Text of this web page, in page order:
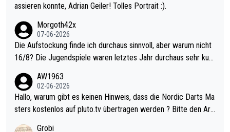
assieren konnte, Adrian Geiler! Tolles Portrait :).
Morgoth42x
07-06-2026
Die Aufstockung finde ich durchaus sinnvoll, aber warum nicht
16/8? Die Jugendspiele waren letztes Jahr durchaus sehr kurz
Allerdings ist Mitchell Lawrie als Nummer 1 der Welt eh qualifi
ziert. Somit ändert die automatische Qualifikation des Weltmei
sters erstmal nichts. Ich denke sie wollen damit für nächstes J
AW1963
02-06-2026
Hallo, warum gibt es keinen Hinweis, dass die Nordic Darts Ma
sters kostenlos auf pluto.tv übertragen werden ? Bitte den Arti
Grobi